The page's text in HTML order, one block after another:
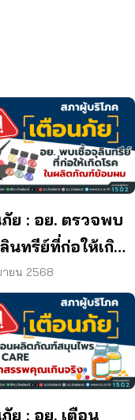
ย : อย. ตรวจพบ
นทรีย์ที่ก่อให้เกิด
ละพบแบคทีเรีย
ละรา เกิน
านกำหนด ใน
ณฑ์ย้อมผม
ยน 2568
ย : อย. เตือน